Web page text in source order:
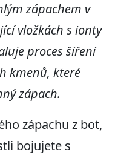
zápachem v
vložkách s ionty
proces šíření
kmenů, které
zápach.
zápachu z bot,
bojujete s